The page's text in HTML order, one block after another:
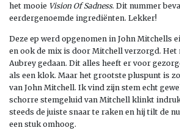
het mooie Vision Of Sadness. Dit nummer
eerdergenoemde ingrediënten. Lekker!
Deze ep werd opgenomen in John Mitchells
en ook de mix is door Mitchell verzorgd. Het
Aubrey gedaan. Dit alles heeft er voor
als een klok. Maar het grootste pluspunt is
van John Mitchell. Ik vind zijn stem echt
schorre stemgeluid van Mitchell klinkt
steeds de juiste snaar te raken en hij tilt de
een stuk omhoog.